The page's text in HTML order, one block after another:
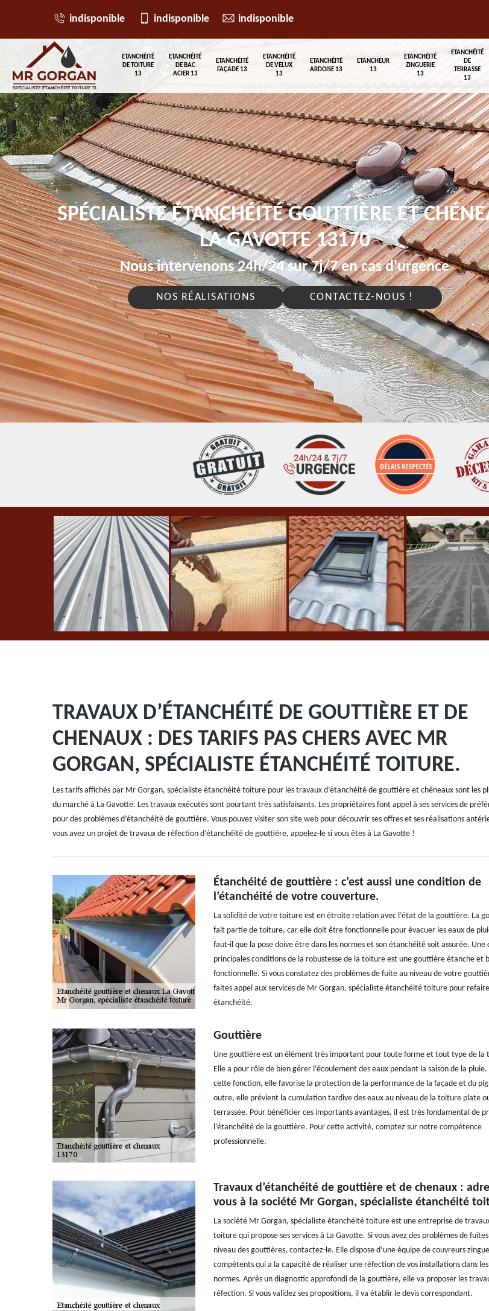
indisponible indisponible indisponible
ETANCHÉITÉ
DE TOITURE
13
ETANCHÉITÉ
DE BAC
ACIER 13
ETANCHÉITÉ
FAÇADE 13
ETANCHÉITÉ
DE VELUX
13
ETANCHÉITÉ
ARDOISE 13
ETANCHEUR
13
ETANCHÉITÉ
ZINGUERIE
13
ETANCHÉITÉ
DE
TERRASSE
13
SPÉCIALISTE ÉTANCHÉITÉ GOUTTIÈRE ET
LA GAVOTTE 13170
Nous intervenons 24h/24 sur 7j/7 en cas d'urgence
NOS RÉALISATIONS CONTACTEZ-NOUS !
TRAVAUX D’ÉTANCHÉITÉ DE GOUTTIÈRE ET DE
CHENAUX : DES TARIFS PAS CHERS AVEC MR
GORGAN, SPÉCIALISTE ÉTANCHÉITÉ TOITURE.
Les tarifs affichés par Mr Gorgan, spécialiste étanchéité toiture pour les travaux d’étanchéité de gouttière et chéneaux sont les
du marché à La Gavotte. Les travaux exécutés sont pourtant très satisfaisants. Les propriétaires font appel à ses services de
pour des problèmes d’étanchéité de gouttière. Vous pouvez visiter son site web pour découvrir ses offres et ses réalisations
vous avez un projet de travaux de réfection d’étanchéité de gouttière, appelez-le si vous êtes à La Gavotte !
Étanchéité de gouttière : c’est aussi une condition de
l’étanchéité de votre couverture.
La solidité de votre toiture est en étroite relation avec l’état de la gouttière. La
fait partie de toiture, car elle doit être fonctionnelle pour évacuer les eaux de
faut-il que la pose doive être dans les normes et son étanchéité soit assurée. Une
principales conditions de la robustesse de la toiture est une gouttière étanche et
fonctionnelle. Si vous constatez des problèmes de fuite au niveau de votre
faites appel aux services de Mr Gorgan, spécialiste étanchéité toiture pour
étanchéité.
Gouttière
Une gouttière est un élément très important pour toute forme et tout type de la
Elle a pour rôle de bien gérer l’écoulement des eaux pendant la saison de la pluie.
cette fonction, elle favorise la protection de la performance de la façade et du
outre, elle prévient la cumulation tardive des eaux au niveau de la toiture plate
terrassée. Pour bénéficier ces importants avantages, il est très fondamental de
l’étanchéité de la gouttière. Pour cette activité, comptez sur notre compétence
professionnelle.
Travaux d’étanchéité de gouttière et de chenaux :
vous à la société Mr Gorgan, spécialiste étanchéité
La société Mr Gorgan, spécialiste étanchéité toiture est une entreprise de
toiture qui propose ses services à La Gavotte. Si vous avez des problèmes de
niveau des gouttières, contactez-le. Elle dispose d’une équipe de couvreurs
compétents qui a la capacité de réaliser une réfection de vos installations dans les
normes. Après un diagnostic approfondi de la gouttière, elle va proposer les
réfection. Si vous validez ses propositions, il va établir le devis correspondant.